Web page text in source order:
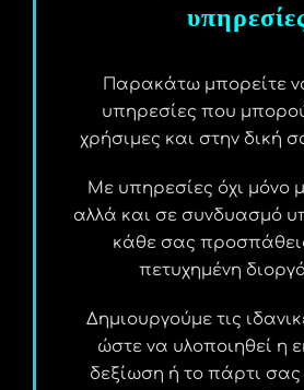
Παρακάτω μπορείτε
υπηρεσίες που
χρήσιμες και στην δική
Με υπηρεσίες όχι μόνο
αλλά και σε συνδυασμό
κάθε σας
πετυχημένη
Δημιουργούμε τις
ώστε να υλοποιηθεί η
δεξίωση ή το πάρτι